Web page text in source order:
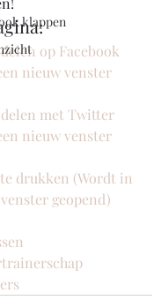
klappen
op Facebook
nieuw venster
met Twitter
nieuw venster
drukken (Wordt in
geopend)